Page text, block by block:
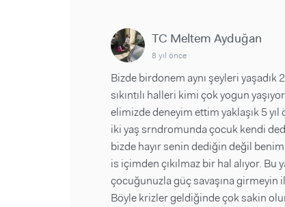
TC Meltem Ayduğan
8 yıl önce
Bizde birdonem aynı şeyleri
sıkıntılı halleri kimi çok yogun
elimizde deneyim ettim yaklaşık 5 yıl
iki yaş srndromunda çocuk kendi
bizde hayır senin dediğin değil
is içimden çıkılmaz bir hal alıyor. Bu
çocuğunuzla güç savaşına
Böyle krizler geldiğinde çok sakin